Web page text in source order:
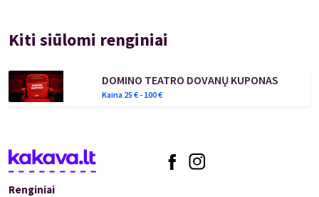
Kiti siūlomi renginiai
DOMINO TEATRO DOVANŲ KUPONAS
Kaina 25 € - 100€
Renginiai